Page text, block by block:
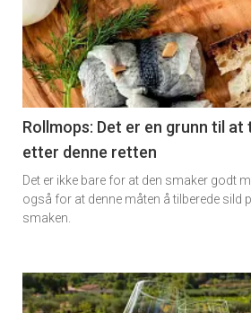
detail
-
section
11
Ukens
vin
Rollmops: Det er en grunn til at
etter denne retten
Det er ikke bare for at den smaker godt
også for at denne måten å tilberede sild
smaken.
Events